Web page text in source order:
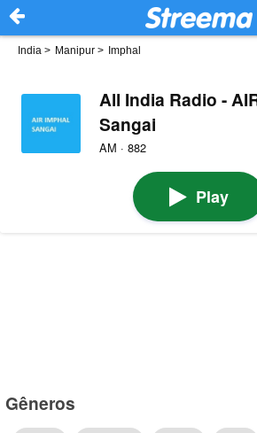
India > Manipur > Imphal
All India Radio -
Sangai
AM · 882
Play
Gêneros